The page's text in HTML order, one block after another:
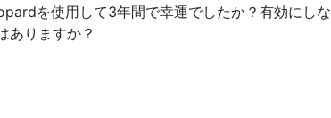
を使用して3年間で幸運でしたか？有効にしな
ありますか？